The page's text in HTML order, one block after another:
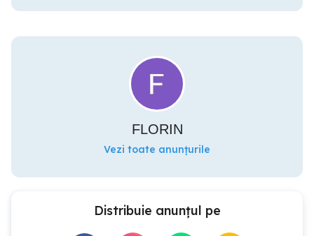
FLORIN
Vezi toate anunțurile
Distribuie anunțul pe